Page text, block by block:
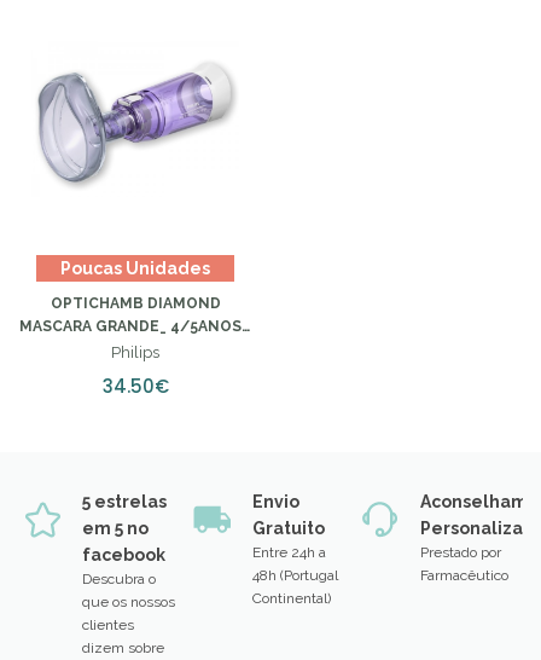
Poucas Unidades
OPTICHAMB DIAMOND
MASCARA GRANDE_ 4/5ANOS -
ADULTOS
Philips
34.50€
5 estrelas
em 5 no
facebook
Descubra o
que os nossos
clientes
dizem sobre
Envio
Gratuito
Entre 24h a
48h (Portugal
Continental)
Prestado por
Farmacêutico